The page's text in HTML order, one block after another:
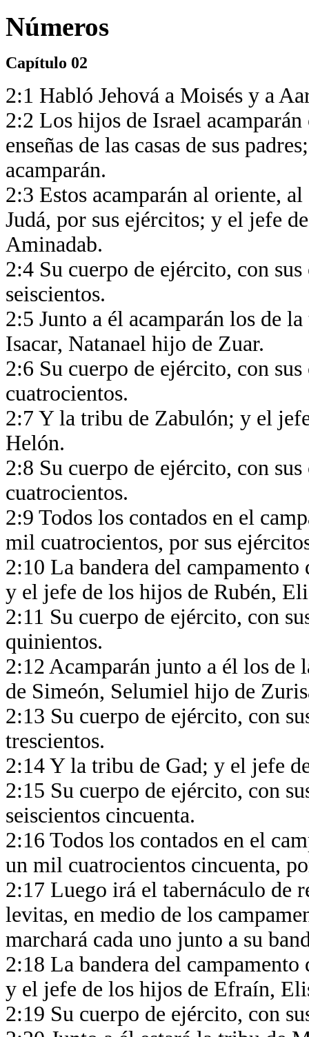
Números
Capítulo 02
2:1 Habló Jehová a Moisés y a
2:2 Los hijos de Israel
enseñas de las casas de sus
acamparán.
2:3 Estos acamparán al oriente,
Judá, por sus ejércitos; y el jefe
Aminadab.
2:4 Su cuerpo de ejército, con
seiscientos.
2:5 Junto a él acamparán los de
Isacar, Natanael hijo de Zuar.
2:6 Su cuerpo de ejército, con
cuatrocientos.
2:7 Y la tribu de Zabulón; y el
Helón.
2:8 Su cuerpo de ejército, con
cuatrocientos.
2:9 Todos los contados en el
mil cuatrocientos, por sus
2:10 La bandera del campamento
y el jefe de los hijos de Rubén,
2:11 Su cuerpo de ejército, con
quinientos.
2:12 Acamparán junto a él los
de Simeón, Selumiel hijo de
2:13 Su cuerpo de ejército, con
trescientos.
2:14 Y la tribu de Gad; y el jefe
2:15 Su cuerpo de ejército, con
seiscientos cincuenta.
2:16 Todos los contados en el
un mil cuatrocientos cincuenta,
2:17 Luego irá el tabernáculo de
levitas, en medio de los
marchará cada uno junto a su
2:18 La bandera del
y el jefe de los hijos de Efraín,
2:19 Su cuerpo de ejército, con